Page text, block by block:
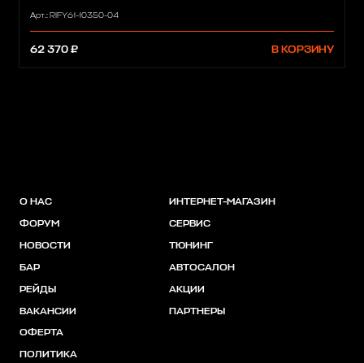
Арт.: RIFY61-10350-04
62 370 ₽ В КОРЗИНУ
О НАС
ФОРУМ
НОВОСТИ
БАР
РЕЙДЫ
ВАКАНСИИ
ОФЕРТА
ПОЛИТИКА
ИНТЕРНЕТ-МАГАЗИН
СЕРВИС
ТЮНИНГ
АВТОСАЛОН
АКЦИИ
ПАРТНЕРЫ